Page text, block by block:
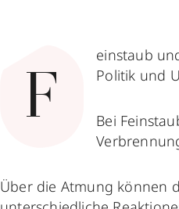
F
einstaub
Politik und
Bei
Über die Atmung können